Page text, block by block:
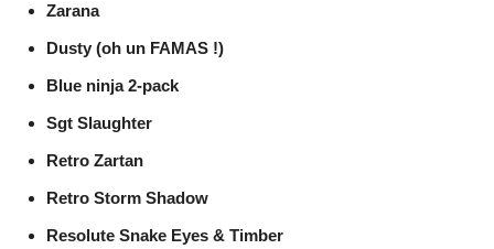
Zarana
Dusty (oh un FAMAS !)
Blue ninja 2-pack
Sgt Slaughter
Retro Zartan
Retro Storm Shadow
Resolute Snake Eyes & Timber